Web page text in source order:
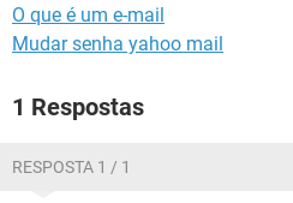
O que é um e-mail
Mudar senha yahoo mail
1 Respostas
RESPOSTA 1 / 1